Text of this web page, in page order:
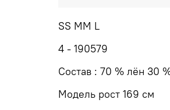
SS MM L
4 - 190579
Состав : 70 % лён 30
Модель рост 169 см